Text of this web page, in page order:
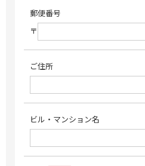
郵便番号
〒
ご住所
ビル・マンション名